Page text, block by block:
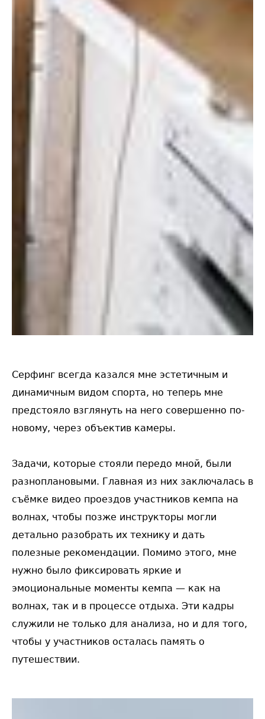
Серфинг всегда казался мне эстетичным и
динамичным видом спорта, но теперь мне
предстояло взглянуть на него совершенно по-
новому, через объектив камеры.
Задачи, которые стояли передо мной, были
разноплановыми. Главная из них заключалась в
съёмке видео проездов участников кемпа на
волнах, чтобы позже инструкторы могли
детально разобрать их технику и дать
полезные рекомендации. Помимо этого, мне
нужно было фиксировать яркие и
эмоциональные моменты кемпа — как на
волнах, так и в процессе отдыха. Эти кадры
служили не только для анализа, но и для того,
чтобы у участников осталась память о
путешествии.